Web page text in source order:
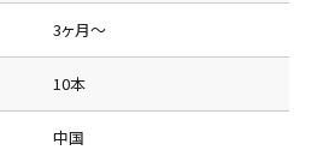
3ヶ月～
10本
中国